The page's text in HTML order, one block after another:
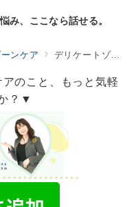
み、ここなら話せる。
ンケア デリケートゾーン保湿って必要？35歳からの“粘膜ケア”の話
のこと、もっと気軽
？▼